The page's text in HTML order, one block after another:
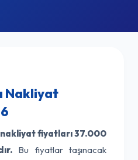
Nakliyat
fiyatları37.000
Bu fiyatlar taşınacak